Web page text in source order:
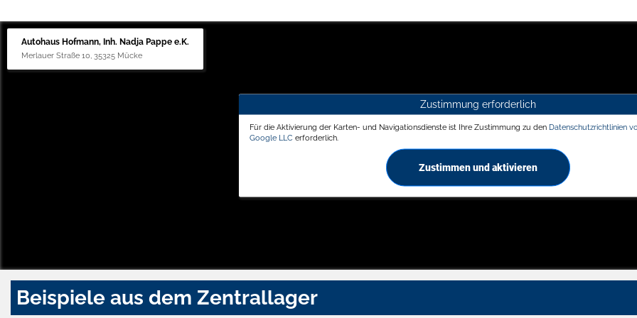
Autohaus Hofmann, Inh. Nadja Pappe e.K.
Merlauer Straße 10, 35325 Mücke
Zustimmung erforderlich
Für die Aktivierung der Karten- und Navigationsdienste ist Ihre Zustimmung zu den Datenschutzrichtlinien
Google LLC erforderlich.
Zustimmen und aktivieren
Beispiele aus dem Zentrallager